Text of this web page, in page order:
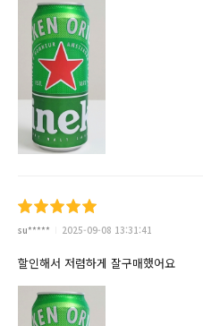
su***** 2025-09-08 13:31:41
할인해서 저렴하게 잘구매했어요